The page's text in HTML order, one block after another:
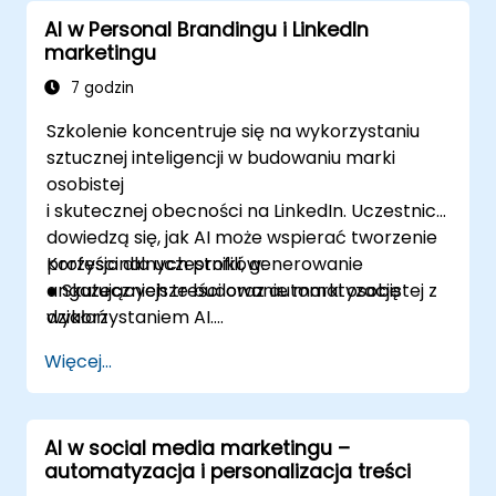
Projektować taktyki zaangażowania dla
szkół i potencjalnych studentów
wspierane przez procesy oparte na
AI w Personal Brandingu i LinkedIn
marketingu
7 godzin
Szkolenie koncentruje się na wykorzystaniu
sztucznej inteligencji w budowaniu marki
osobistej
i skutecznej obecności na LinkedIn. Uczestnicy
dowiedzą się, jak AI może wspierać tworzenie
profesjonalnych profili, generowanie
angażujących treści oraz automatyzację
działań
narzędzia AI do analizy trendów, optymalizacji
postów
oraz personalizacji komunikacji. Szkolenie
obejmuje również strategie skutecznego
wykorzystania LinkedIn do rozwoju kariery,
Korzyści dla uczestników:
● Skuteczniejsze budowanie marki osobistej z
wykorzystaniem AI.
pod kątem algorytmu platformy.
● Automatyzacja networkingowych działań i
personalizacja komunikacji.
● Lepsze targetowanie treści i analiza
wyników publikowanych postów.
Więcej...
AI w social media marketingu –
automatyzacja i personalizacja treści